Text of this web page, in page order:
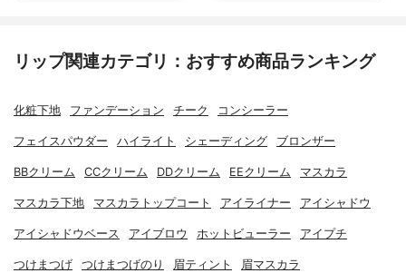
リップ関連カテゴリ：おすすめ商品ランキング
化粧下地 ファンデーション チーク コンシーラー
フェイスパウダー ハイライト シェーディング ブロンザー
BBクリーム CCクリーム DDクリーム EEクリーム マスカラ
マスカラ下地 マスカラトップコート アイライナー アイシャドウ
アイシャドウベース アイブロウ ホットビューラー アイプチ
つけまつげ つけまつげのり 眉ティント 眉マスカラ